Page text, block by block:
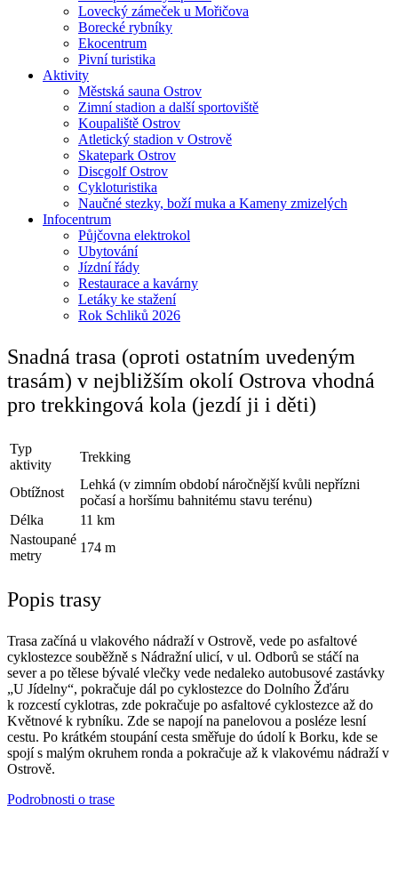
Lovecký zámeček u Mořičova
Borecké rybníky
Ekocentrum
Pivní turistika
Aktivity
Městská sauna Ostrov
Zimní stadion a další sportoviště
Koupaliště Ostrov
Atletický stadion v Ostrově
Skatepark Ostrov
Discgolf Ostrov
Cykloturistika
Naučné stezky, boží muka a Kameny zmizelých
Infocentrum
Půjčovna elektrokol
Ubytování
Jízdní řády
Restaurace a kavárny
Letáky ke stažení
Rok Schliků 2026
Snadná trasa (oproti ostatním uvedeným
trasám) v nejbližším okolí Ostrova vhodná
pro trekkingová kola (jezdí ji i děti)
Typ
aktivity
Trekking
Obtížnost
Lehká (v zimním období náročnější kvůli nepřízni
počasí a horšímu bahnitému stavu terénu)
Délka
11 km
Nastoupané
metry
174 m
Popis trasy
Trasa začíná u vlakového nádraží v Ostrově, vede po asfaltové
cyklostezce souběžně s Nádražní ulicí, v ul. Odborů se stáčí na
sever a po tělese bývalé vlečky vede nedaleko autobusové zastávky
„U Jídelny“, pokračuje dál po cyklostezce do Dolního Žďáru
k rozcestí cyklotras, zde pokračuje po asfaltové cyklostezce až do
Květnové k rybníku. Zde se napojí na panelovou a posléze lesní
cestu. Po krátkém stoupání cesta směřuje do údolí k Borku, kde se
spojí s malým okruhem ronda a pokračuje až k vlakovému nádraží v
Ostrově.
Podrobnosti o trase